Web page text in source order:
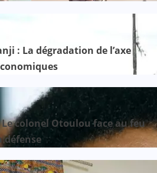
: La dégradation de l’axe
colonel Otoulou face au feu
défense